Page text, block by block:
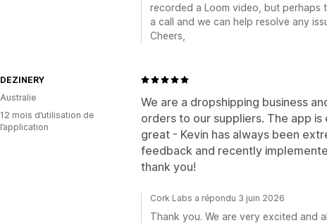
recorded a Loom video, but perhaps
a call and we can help resolve any
Cheers,
We are a dropshipping business
orders to our suppliers. The app
great - Kevin has always been
feedback and recently
thank you!
DEZINERY
Australie
12 mois d’utilisation de
l’application
Cork Labs a répondu 3 juin 2026
Thank you. We are very excited and